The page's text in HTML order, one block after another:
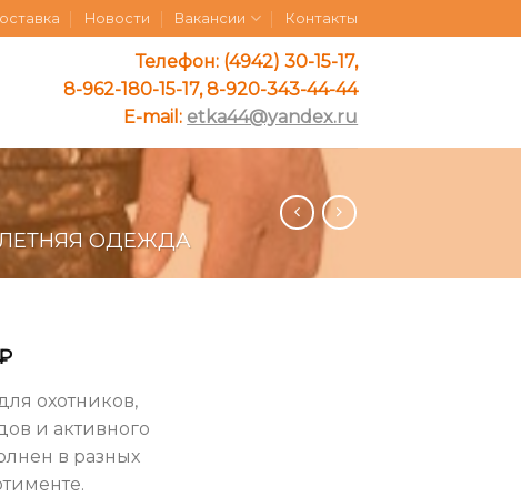
Новости Вакансии Контакты
Телефон: (4942) 30-15-17,
8-962-180-15-17, 8-920-343-44-44
E-mail: etka44@yandex.ru
ОДЕЖДА
охотников,
и активного
в разных